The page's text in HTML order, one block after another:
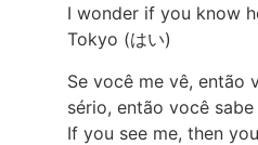
I wonder if you know
Tokyo (はい)
Se você me vê, então
sério, então você
If you see me, then